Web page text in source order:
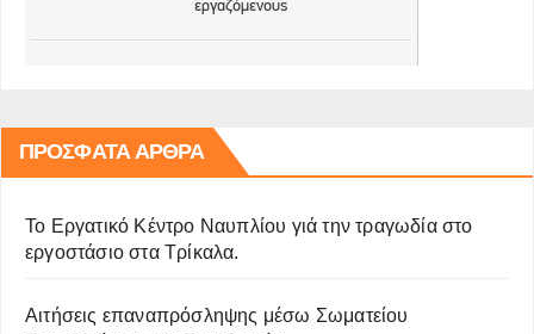
ΠΡΌΣΦΑΤΑ ΆΡΘΡΑ
Το Εργατικό Κέντρο Ναυπλίου γιά την τραγωδία στο
εργοστάσιο στα Τρίκαλα.
Αιτήσεις επαναπρόσληψης μέσω Σωματείου